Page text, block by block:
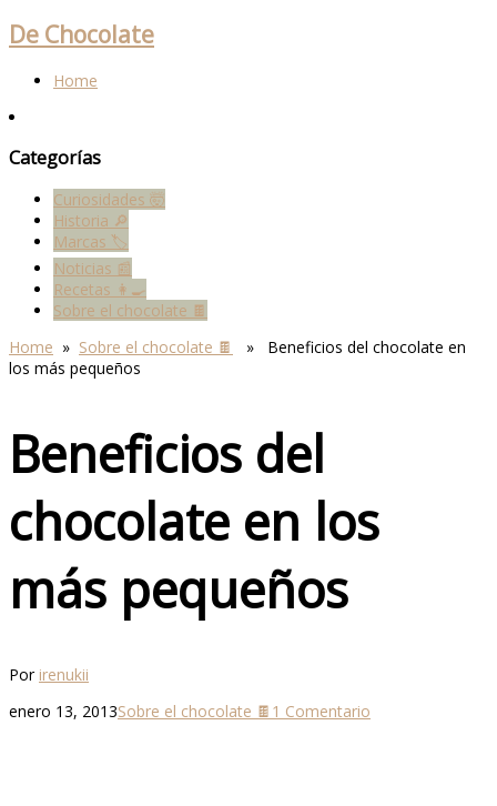
De Chocolate
Home
Categorías
Curiosidades 🤯
Historia 🔎
Marcas 🏷
Noticias 📰
Recetas 👩‍🍳
Sobre el chocolate 🍫
Home » Sobre el chocolate 🍫
» Beneficios del chocolate en
los más pequeños
Beneficios del
chocolate en los
más pequeños
Por irenukii
enero 13, 2013Sobre el chocolate 🍫 1 Comentario